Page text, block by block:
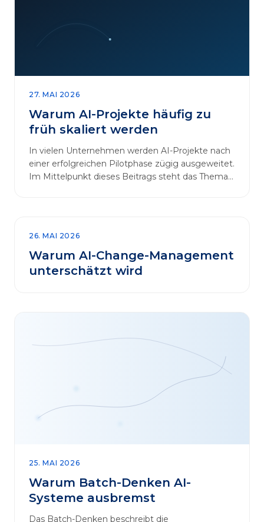
27. MAI 2026
Warum AI-Projekte häufig zu
früh skaliert werden
In vielen Unternehmen werden AI-Projekte nach
einer erfolgreichen Pilotphase zügig ausgeweitet.
Im Mittelpunkt dieses Beitrags steht das Thema
26. MAI 2026
Warum AI-Change-Management
unterschätzt wird
25. MAI 2026
Warum Batch-Denken AI-
Systeme ausbremst
Das Batch-Denken beschreibt die